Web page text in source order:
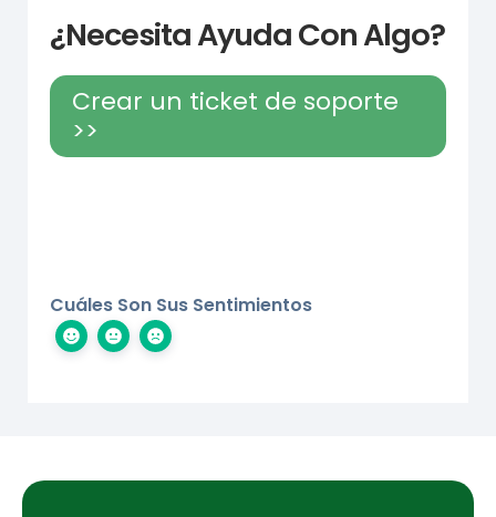
¿Necesita Ayuda Con Algo?
Crear un ticket de soporte
>>
Cuáles Son Sus Sentimientos